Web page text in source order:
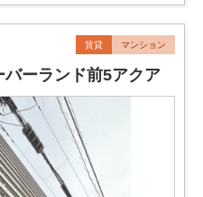
賃貸 マンション
ーランド前5アクア